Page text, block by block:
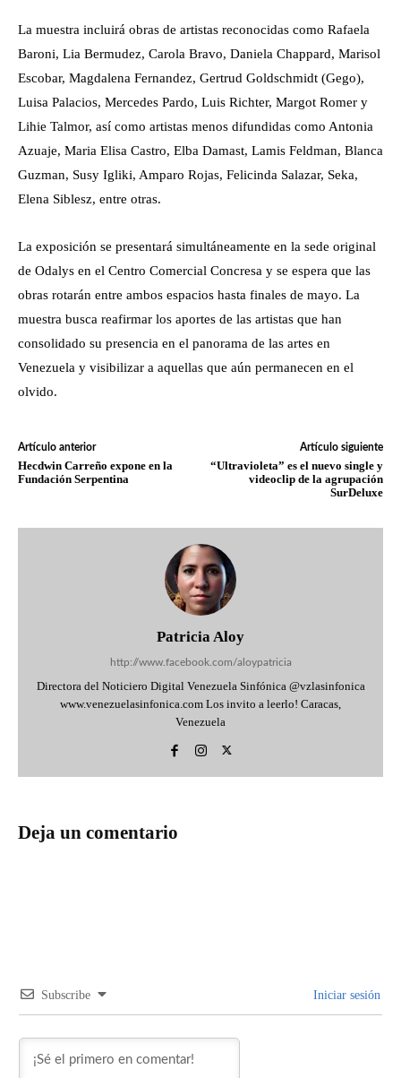
La muestra incluirá obras de artistas reconocidas como Rafaela
Baroni, Lia Bermudez, Carola Bravo, Daniela Chappard, Marisol
Escobar, Magdalena Fernandez, Gertrud Goldschmidt (Gego),
Luisa Palacios, Mercedes Pardo, Luis Richter, Margot Romer y
Lihie Talmor, así como artistas menos difundidas como Antonia
Azuaje, Maria Elisa Castro, Elba Damast, Lamis Feldman, Blanca
Guzman, Susy Igliki, Amparo Rojas, Felicinda Salazar, Seka,
Elena Siblesz, entre otras.
La exposición se presentará simultáneamente en la sede original
de Odalys en el Centro Comercial Concresa y se espera que las
obras rotarán entre ambos espacios hasta finales de mayo. La
muestra busca reafirmar los aportes de las artistas que han
consolidado su presencia en el panorama de las artes en
Venezuela y visibilizar a aquellas que aún permanecen en el
olvido.
Artículo anterior
Hecdwin Carreño expone en la
Fundación Serpentina
Artículo siguiente
“Ultravioleta” es el nuevo single y
videoclip de la agrupación
SurDeluxe
Patricia Aloy
http://www.facebook.com/aloypatricia
Directora del Noticiero Digital Venezuela Sinfónica @vzlasinfonica
www.venezuelasinfonica.com Los invito a leerlo! Caracas,
Venezuela
Deja un comentario
Subscribe Iniciar sesión